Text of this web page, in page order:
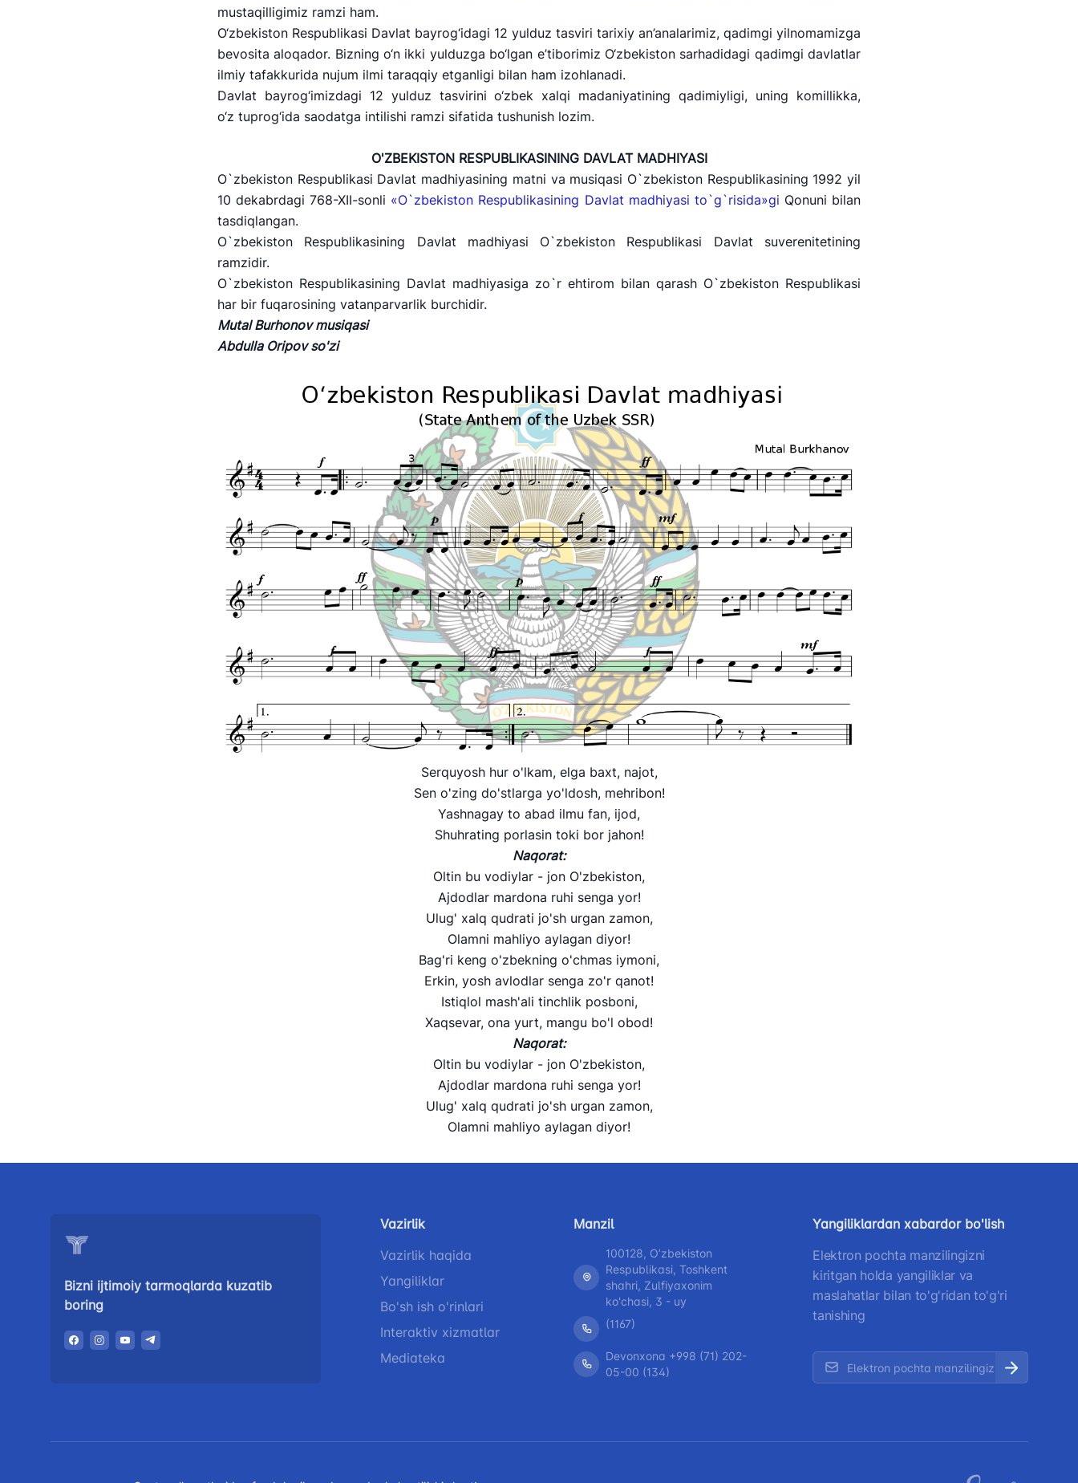
Ishonch telefon raqami
+998 (78) 140-02-00
Ishonch telefon raqami
+998 (71) 237-99-98
Ishonch telefon raqami
+998 (55) 501-47-09
"Toshshahartransxizmat" AJ "O'zavtovokzal servis" MCHJ
+998 (71) 207-87-02
Avtomobil yo'llari qo'mitasi
+998 (71) 207-67-68
mustaqilligimiz ramzi ham.
O‘zbekiston Respublikasi Davlat bayrog‘idagi 12 yulduz tasviri tarixiy an’analarimiz, qadimgi yilnomamizga
bevosita aloqador. Bizning o‘n ikki yulduzga bo‘lgan e’tiborimiz O‘zbekiston sarhadidagi qadimgi davlatlar
ilmiy tafakkurida nujum ilmi taraqqiy etganligi bilan ham izohlanadi.
Davlat bayrog‘imizdagi 12 yulduz tasvirini o‘zbek xalqi madaniyatining qadimiyligi, uning komillikka,
o‘z tuprog‘ida saodatga intilishi ramzi sifatida tushunish lozim.
O'ZBEKISTON RESPUBLIKASINING DAVLAT MADHIYASI
O`zbekiston Respublikasi Davlat madhiyasining matni va musiqasi O`zbekiston Respublikasining 1992 yil
10 dekabrdagi 768-XII-sonli «O`zbekiston Respublikasining Davlat madhiyasi to`g`risida»gi Qonuni bilan
tasdiqlangan.
O`zbekiston Respublikаsining Dаvlаt mаdhiyasi O`zbekiston Respublikаsi Dаvlаt suverenitetining
rаmzidir.
O`zbekiston Respublikаsining Dаvlаt mаdhiyasigа zo`r ehtirom bilаn qаrаsh O`zbekiston Respublikаsi
hаr bir fuqаrosining vаtаnpаrvаrlik burchidir.
Mutal Burhonov musiqasi
Abdulla Oripov so'zi
Serquyosh hur o'lkam, elga baxt, najot,
Sen o'zing do'stlarga yo'ldosh, mehribon!
Yashnagay to abad ilmu fan, ijod,
Shuhrating porlasin toki bor jahon!
Naqorat:
Oltin bu vodiylar - jon O'zbekiston,
Ajdodlar mardona ruhi senga yor!
Ulug' xalq qudrati jo'sh urgan zamon,
Olamni mahliyo aylagan diyor!
Bag'ri keng o'zbekning o'chmas iymoni,
Erkin, yosh avlodlar senga zo'r qanot!
Istiqlol mash'ali tinchlik posboni,
Xaqsevar, ona yurt, mangu bo'l obod!
Naqorat:
Oltin bu vodiylar - jon O'zbekiston,
Ajdodlar mardona ruhi senga yor!
Ulug' xalq qudrati jo'sh urgan zamon,
Olamni mahliyo aylagan diyor!
Bizni ijtimoiy tarmoqlarda kuzatib
boring
Vazirlik
Vazirlik haqida
Yangiliklar
Bo'sh ish o'rinlari
Interaktiv xizmatlar
Mediateka
Manzil
100128, Oʼzbekiston
Respublikasi, Toshkent
shahri, Zulfiyaxonim
ko'chasi, 3 - uy
(1167)
Devonxona +998 (71) 202-
05-00 (134)
Yangiliklardan xabardor bo'lish
Elektron pochta manzilingizni
kiritgan holda yangiliklar va
maslahatlar bilan to'g'ridan to'g'ri
tanishing